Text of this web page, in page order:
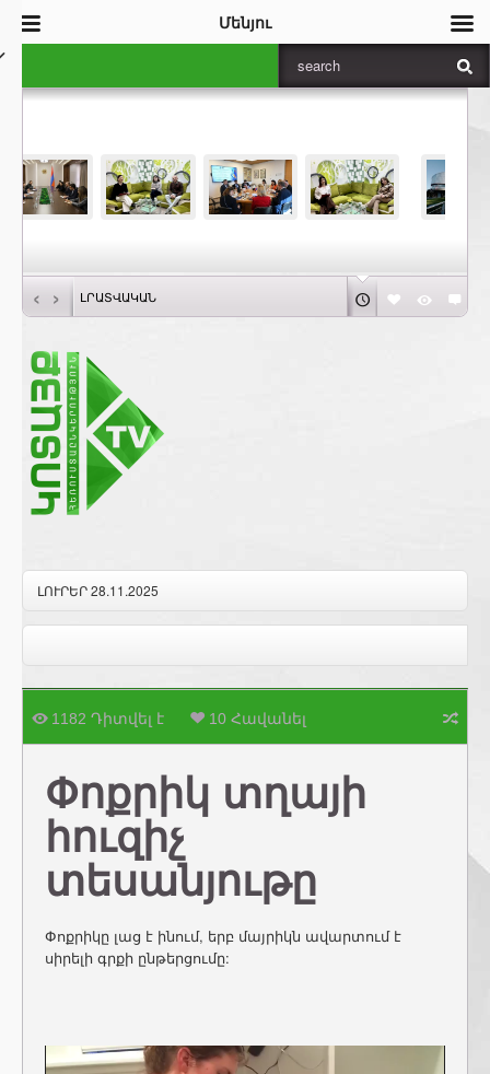
‹ › ԼՐԱՏՎԱԿԱՆ
ԼՈՒՐԵՐ 28.11.2025
1182 Դիտվել է 10 Հավանել
Փոքրիկ տղայի
հուզիչ
տեսանյութը
Փոքրիկը լաց է ինում, երբ մայրիկն ավարտում է
սիրելի գրքի ընթերցումը:
Մենյու